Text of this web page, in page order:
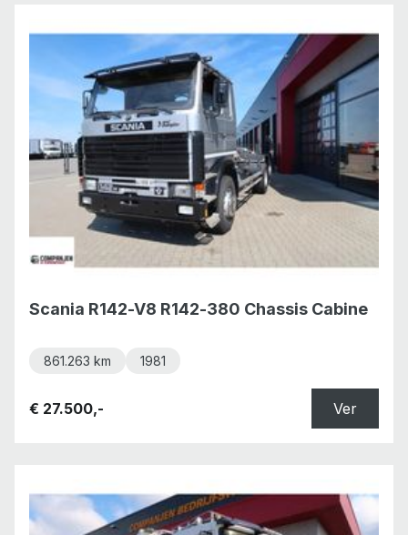
Scania R142-V8 R142-380 Chassis Cabine
861.263 km 1981
€ 27.500,- Ver